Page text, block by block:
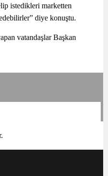
istedikleri marketten
diye konuştu.
vatandaşlar Başkan